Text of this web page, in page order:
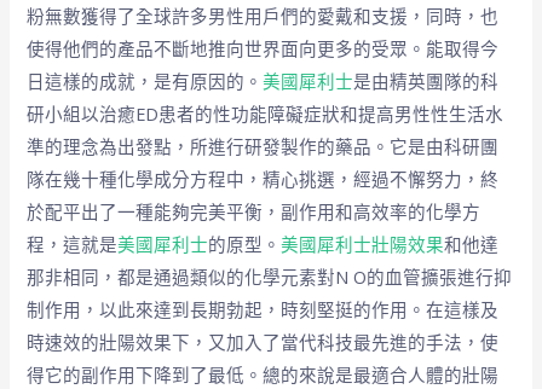
粉無數獲得了全球許多男性用戶們的愛戴和支援，同時，也
使得他們的產品不斷地推向世界面向更多的受眾。能取得今
日這樣的成就，是有原因的。美國犀利士是由精英團隊的科
研小組以治癒ED患者的性功能障礙症狀和提高男性性生活水
準的理念為出發點，所進行研發製作的藥品。它是由科研團
隊在幾十種化學成分方程中，精心挑選，經過不懈努力，終
於配平出了一種能夠完美平衡，副作用和高效率的化學方
程，這就是美國犀利士的原型。美國犀利士壯陽效果和他達
那非相同，都是通過類似的化學元素對N O的血管擴張進行抑
制作用，以此來達到長期勃起，時刻堅挺的作用。在這樣及
時速效的壯陽效果下，又加入了當代科技最先進的手法，使
得它的副作用下降到了最低。總的來說是最適合人體的壯陽